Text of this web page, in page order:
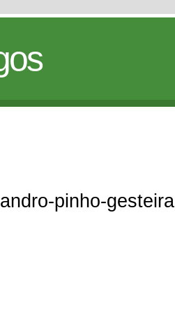
pinho-gesteira